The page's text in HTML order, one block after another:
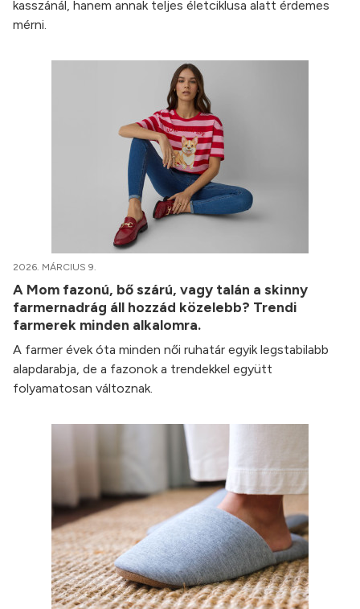
kasszánál, hanem annak teljes életciklusa alatt érdemes
mérni.
2026. MÁRCIUS 9.
A Mom fazonú, bő szárú, vagy talán a skinny
farmernadrág áll hozzád közelebb? Trendi
farmerek minden alkalomra.
A farmer évek óta minden női ruhatár egyik legstabilabb
alapdarabja, de a fazonok a trendekkel együtt
folyamatosan változnak.